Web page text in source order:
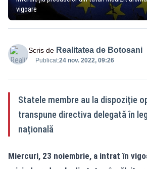
vigoare
Scris de Realitatea de Botosani
Publicat:24 nov. 2022, 09:26
Statele membre au la dispoziție
transpune directiva delegată în
națională
Miercuri, 23 noiembrie, a intrat în